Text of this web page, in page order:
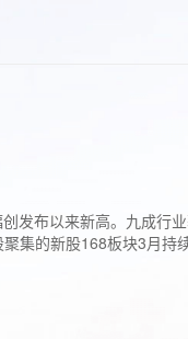
发布以来新高。九成行
集的新股168板块3月持